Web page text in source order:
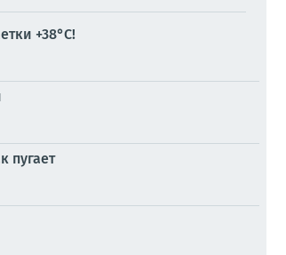
+38°C!
пугает